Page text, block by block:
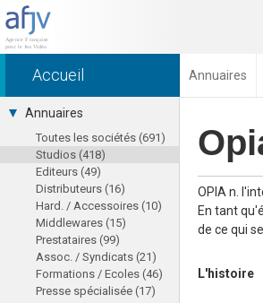
Accueil Annuaires
Annuaires
Toutes les sociétés (691)
Studios (418)
Editeurs (49)
Distributeurs (16)
Hard. / Accessoires (10)
Middlewares (15)
Prestataires (99)
Assoc. / Syndicats (21)
Formations / Ecoles (46)
Presse spécialisée (17)
OPIA n.
En tant
de ce qui
L'histoire